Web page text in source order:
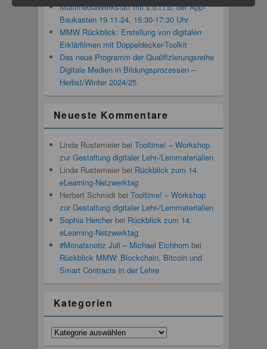
MultimediaWerkstatt mit s.o.l.i.d. der App-
Baukasten 19.11.24, 15:30-17:30 Uhr
MMW Rückblick: Erstellung von digitalen
Erklärfilmen mit Doppeldecker-Toolkit
Das neue Programm der Qualifizierungsreihe
Digitale Medien in Bildungsprozessen –
Herbst/Winter 2024/25
Neueste Kommentare
Linda Rustemeierbei Tooltime! – Workshop
zur Gestaltung digitaler Lehr-/Lernmaterialien
Linda Rustemeierbei Rückblick zum 14.
eLearning-Netzwerktag
Herbert Schmidt bei Tooltime! – Workshop
zur Gestaltung digitaler Lehr-/Lernmaterialien
Sophia Hercherbei Rückblick zum 14.
eLearning-Netzwerktag
#Monatsnotiz Juli – Michael Eichhornbei
Rückblick MMW: Blockchain, Bitcoin und
Smart Contracts in der Lehre
Kategorien
Kategorien